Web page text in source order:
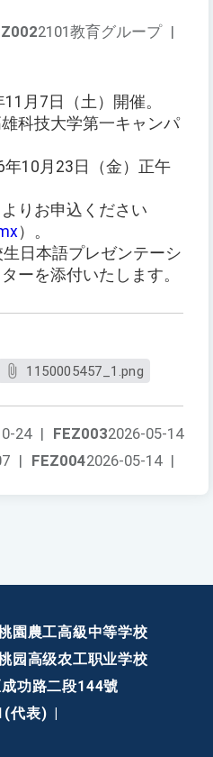
2101教育グループ |
月7日（土）開催。
科技大学第一キャンパ
10月23日（金）正午
りお申込ください
）。
日本語プレゼンテーシ
ーを添付いたします。
1150005457_1.png
FEZ0032026-05-14
24 |
FEZ0042026-05-14 |
|
園農工高級中等学校
园高级农工职业学校
功路二段144號
代表)